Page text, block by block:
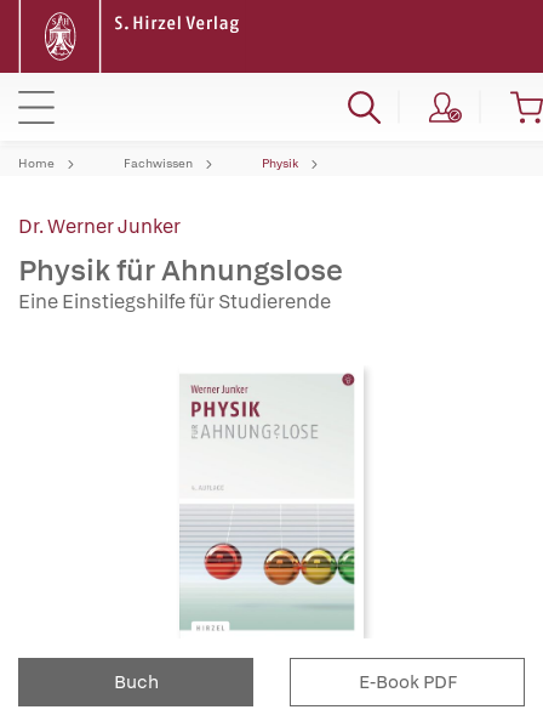
Home Fachwissen Physik
Dr. Werner Junker
Physik für Ahnungslose
Eine Einstiegshilfe für Studierende
Buch E-Book PDF